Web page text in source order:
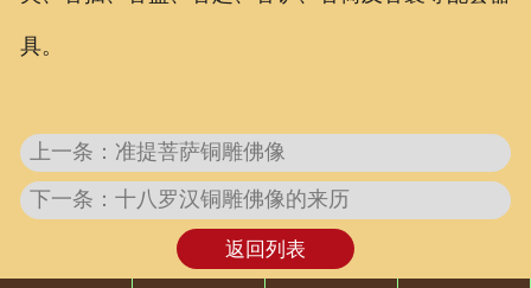
具。
上一条：准提菩萨铜雕佛像
下一条：十八罗汉铜雕佛像的来历
返回列表